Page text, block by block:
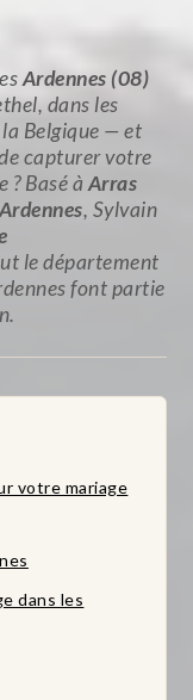
Ardennes (08)
dans les
Belgique — et
capturer votre
? Basé à Arras
, Sylvain
le département
font partie
votre mariage
dans les